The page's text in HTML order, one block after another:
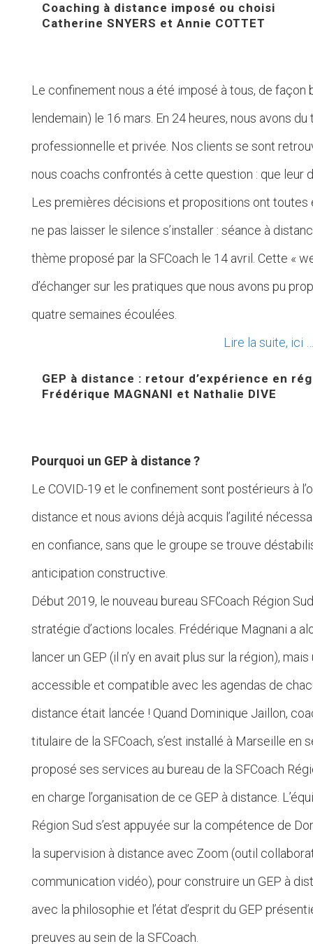
Coaching à distance imposé ou choisi
Catherine SNYERS et Annie COTTET
Le confinement nous a été imposé à tous, de façon
lendemain) le 16 mars. En 24 heures, nous avons
professionnelle et privée. Nos clients se sont
nous coachs confrontés à cette question : que leur
Les premières décisions et propositions ont toutes
ne pas laisser le silence s’installer : séance à
thème proposé par la SFCoach le 14 avril. Cette «
d’échanger sur les pratiques que nous avons pu
quatre semaines écoulées.
Lire la suite, ici …
GEP à distance : retour d’expérience en
Frédérique MAGNANI et Nathalie DIVE
Pourquoi un GEP à distance ?
Le COVID-19 et le confinement sont postérieurs à
distance et nous avions déjà acquis l’agilité
en confiance, sans que le groupe se trouve
anticipation constructive.
Début 2019, le nouveau bureau SFCoach Région
stratégie d’actions locales. Frédérique Magnani a
lancer un GEP (il n’y en avait plus sur la région),
accessible et compatible avec les agendas de
distance était lancée ! Quand Dominique Jaillon,
titulaire de la SFCoach, s’est installé à Marseille en
proposé ses services au bureau de la SFCoach
en charge l’organisation de ce GEP à distance.
Région Sud s’est appuyée sur la compétence de
la supervision à distance avec Zoom (outil
communication vidéo), pour construire un GEP à
avec la philosophie et l’état d’esprit du GEP
preuves au sein de la SFCoach.